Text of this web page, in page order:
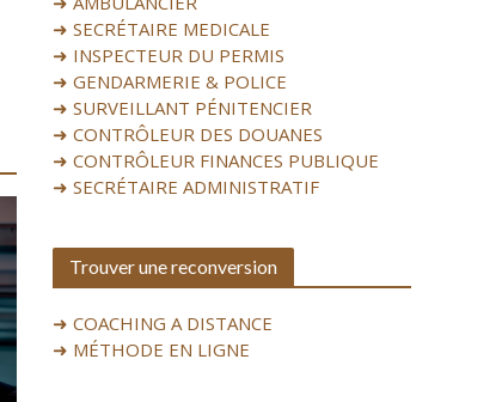
➜ SECRÉTAIRE MEDICALE
➜ INSPECTEUR DU PERMIS
➜ GENDARMERIE & POLICE
➜ SURVEILLANT PÉNITENCIER
➜ CONTRÔLEUR DES DOUANES
➜ CONTRÔLEUR FINANCES PUBLIQUE
➜ SECRÉTAIRE ADMINISTRATIF
Trouver une reconversion
➜ COACHING A DISTANCE
➜ MÉTHODE EN LIGNE